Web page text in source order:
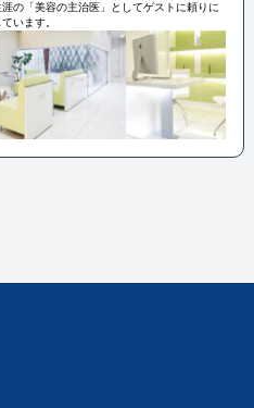
の「美容の主治医」としてゲストに頼りに
います。